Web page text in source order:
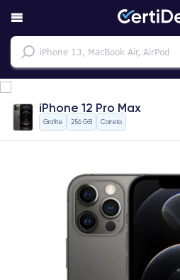
iPhone 12 Pro Max
Grafite 256 GB Correto